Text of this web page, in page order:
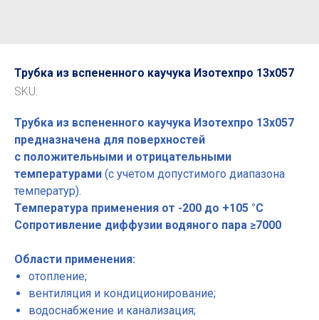
Трубка из вспененного каучука Изотехпро 13x057
SKU:
Трубка из вспененного каучука Изотехпро 13x057
предназначена для поверхностей
с положительными и отрицательными
температурами (с учетом допустимого диапазона
температур).
Температура применения от -200 до +105 °С
Сопротивление диффузии водяного пара ≥7000
Области применения:
отопление;
вентиляция и кондиционирование;
водоснабжение и канализация;